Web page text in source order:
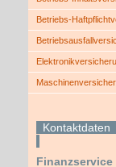
Betriebs-